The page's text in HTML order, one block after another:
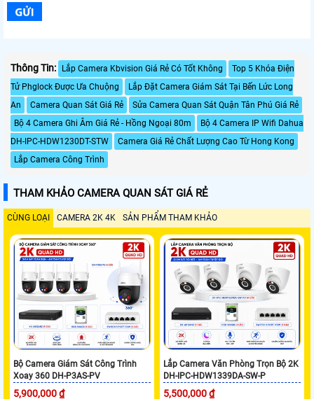
Thông Tin: Lắp Camera Kbvision Giá Rẻ Có Tốt Không
Top 5 Khóa Điện
Tử Phglock Được Ưa Chuộng
Lắp Đặt Camera Giám Sát Tại Bến Lức Long
An
Camera Quan Sát Giá Rẻ
Sửa Camera Quan Sát Quận Tân Phú Giá Rẻ
Bộ 4 Camera Ghi Âm Giá Rẻ - Hồng Ngoại 80m
Bộ 4 Camera IP Wifi Dahua
DH-IPC-HDW1230DT-STW
Camera Giá Rẻ Chất Lượng Cao Từ Hong Kong
Lắp Camera Công Trình
THAM KHẢO CAMERA QUAN SÁT GIÁ RẺ
CÙNG LOẠI CAMERA 2K 4K SẢN PHẨM THAM KHẢO
Bộ Camera Giám Sát Công Trình
Xoay 360 DH-P3AS-PV
5,900,000 ₫
Lắp Camera Văn Phòng Trọn Bộ 2K
DH-IPC-HDW1339DA-SW-P
5,500,000 ₫